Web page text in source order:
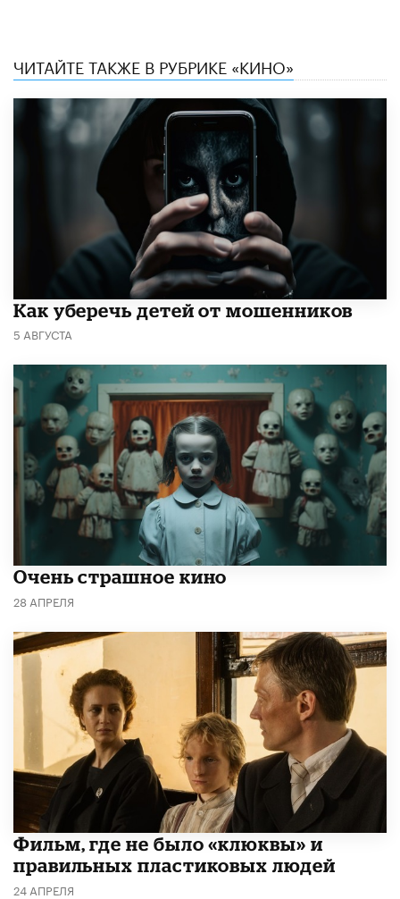
ЧИТАЙТЕ ТАКЖЕ В РУБРИКЕ «КИНО»
Как уберечь детей от мошенников
5 АВГУСТА
Очень страшное кино
28 АПРЕЛЯ
Фильм, где не было «клюквы» и
правильных пластиковых людей
24 АПРЕЛЯ